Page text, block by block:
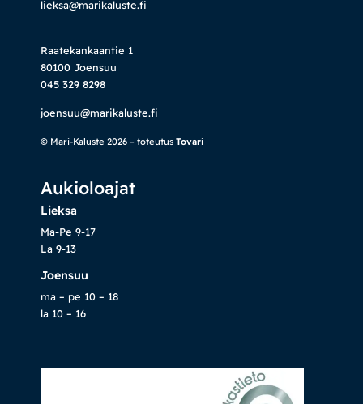
lieksa@marikaluste.fi
Raatekankaantie 1
80100 Joensuu
045 329 8298
joensuu@marikaluste.fi
© Mari-Kaluste 2026 – toteutus Tovari
Aukioloajat
Lieksa
Ma-Pe 9-17
La 9-13
Joensuu
ma – pe 10 – 18
la 10 – 16